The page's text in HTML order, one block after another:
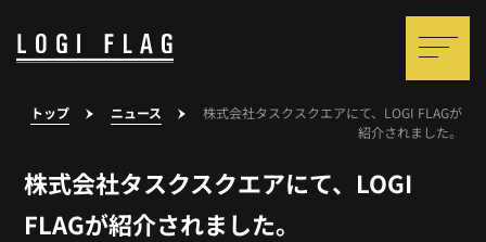
トップ ニュース
株式会社タスクスクエアにて、LOGI FLAGが
紹介されました。
株式会社タスクスクエアにて、LOGI
FLAGが紹介されました。